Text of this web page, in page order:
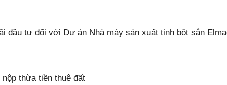
đầu tư đối với Dự án Nhà máy sản xuất tinh bột sắn
thừa tiền thuê đất